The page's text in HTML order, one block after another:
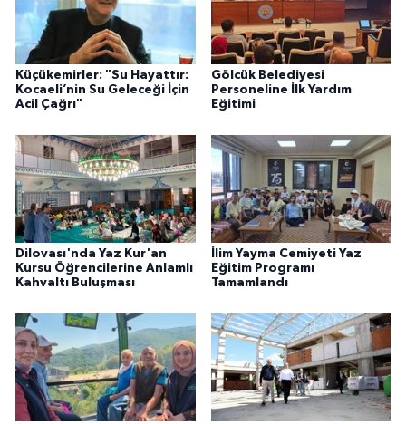
Küçükemirler: "Su Hayattır:
Kocaeli’nin Su Geleceği İçin
Acil Çağrı"
Gölcük Belediyesi
Personeline İlk Yardım
Eğitimi
Dilovası'nda Yaz Kur'an
Kursu Öğrencilerine Anlamlı
Kahvaltı Buluşması
İlim Yayma Cemiyeti Yaz
Eğitim Programı
Tamamlandı